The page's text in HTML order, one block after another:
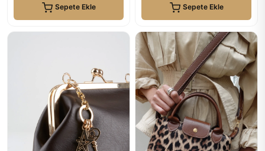
Sepete Ekle Sepete Ekle